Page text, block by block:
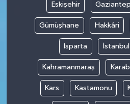
Eskişehir Gaziantep
Gümüşhane Hakkâri
Isparta İstanbul
Kahramanmaraş
Kars Kastamonu